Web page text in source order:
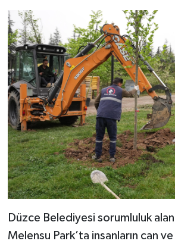
Düzce Belediyesi sorumluluk
Melensu Park’ta insanların can